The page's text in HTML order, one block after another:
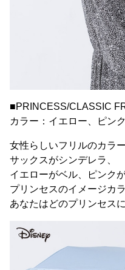
■PRINCESS/CLASSIC
カラー：イエロー、ピン
女性らしいフリルのカラ
サックスがシンデレラ、
イエローがベル、ピンク
プリンセスのイメージカ
あなたはどのプリンセス